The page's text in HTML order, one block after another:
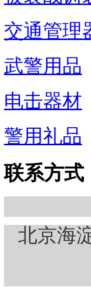
交通管理
武警用品
电击器材
警用礼品
联系方式
北京海